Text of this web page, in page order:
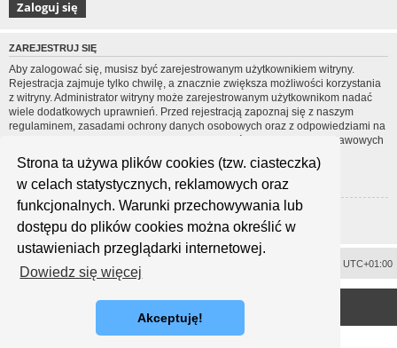
Strona ta używa plików cookies (tzw. ciasteczka)
w celach statystycznych, reklamowych oraz
funkcjonalnych. Warunki przechowywania lub
dostępu do plików cookies można określić w
ustawieniach przeglądarki internetowej.
Dowiedz się więcej
Akceptuję!
ZAREJESTRUJ SIĘ
Aby zalogować się, musisz być zarejestrowanym użytkownikiem witryny.
Rejestracja zajmuje tylko chwilę, a znacznie zwiększa możliwości korzystania
z witryny. Administrator witryny może zarejestrowanym użytkownikom nadać
wiele dodatkowych uprawnień. Przed rejestracją zapoznaj się z naszym
regulaminem, zasadami ochrony danych osobowych oraz z odpowiedziami na
często zadawane pytania (FAQ), gdzie jest wyjaśnionych wiele podstawowych
zagadnień dotyczących funkcjonowania witryny.
Regulamin| Zasady ochrony danych osobowych
Zarejestruj się
UTC+01:00
Technologię dostarczaphpBB® Forum Software © phpBB Limited
Polski pakiet językowy dostarcza phpBB.pl